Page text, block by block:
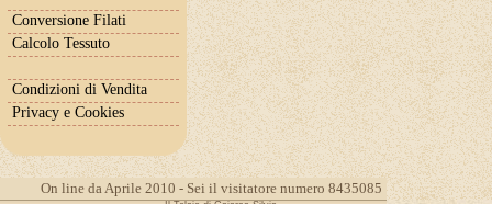
Conversione Filati
Calcolo Tessuto
Condizioni di Vendita
Privacy e Cookies
On line da Aprile 2010 - Sei il visitatore numero 8435085